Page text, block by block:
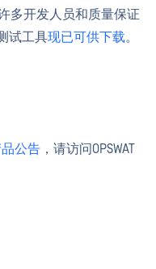
多开发人员和质量保证
试工具现已可供下载。
公告 ，请访问OPSWAT